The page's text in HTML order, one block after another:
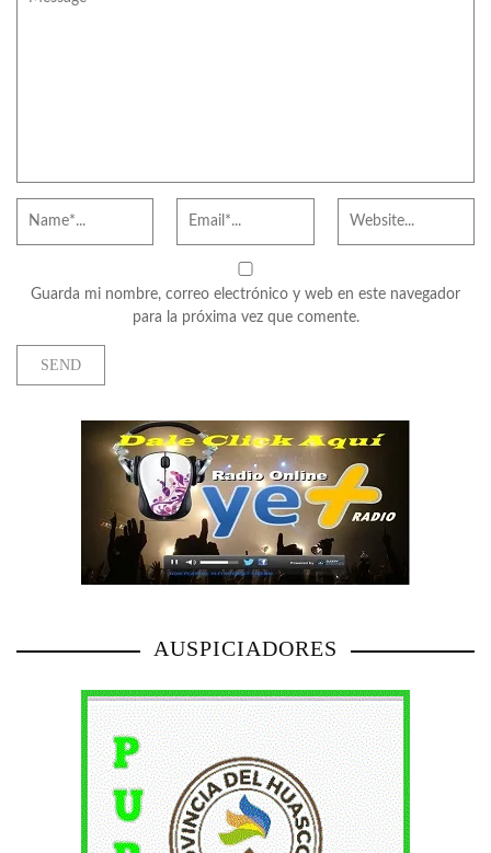
Guarda mi nombre, correo electrónico y web en este navegador
para la próxima vez que comente.
AUSPICIADORES